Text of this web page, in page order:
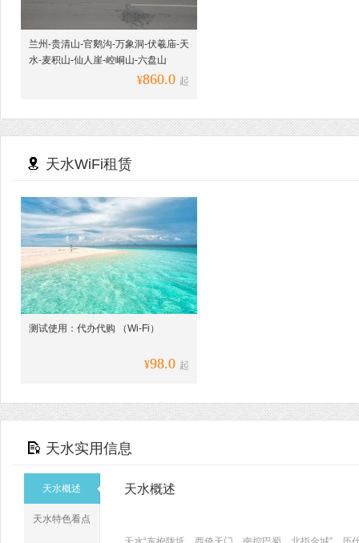
兰州-贵清山-官鹅沟-万象洞-伏羲庙-天
水-麦积山-仙人崖-崆峒山-六盘山
¥860.0 起
天水WiFi租赁
测试使用：代办代购 （Wi-Fi）
¥98.0 起
天水实用信息
天水概述
天水特色看点
天水概述